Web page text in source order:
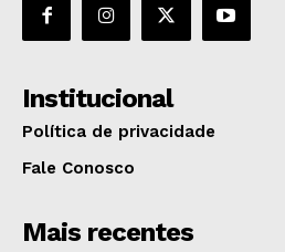
Institucional
Política de privacidade
Fale Conosco
Mais recentes